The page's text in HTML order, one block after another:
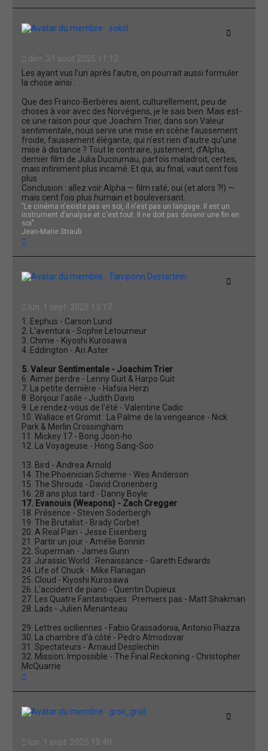
u
sokol
Citation
dim. 31 août 2025 11:12
Les ayant vus l’un après l’autre, on pourrait aussi formuler
la chose ainsi :
Que des Franco-Berbères aient, culturellement, peu de
choses à voir avec des Norvégiens, je le sais bien. Mais est-
ce une raison pour que Joachim Trier, dans son Valeur
sentimentale, nous serve une mise en scène faussement
froide, faussement élégante, qui n’est rien d’autre qu’une
mise à distance ? Tout le contraire, justement, d’Alpha,
dernier film de Julia Ducournau, parfois maladroit, certes,
mais infiniment plus incarné. Et qui, au final, vaut cent fois
plus.
Conclusion : allez voir Alpha — film raté, oui (et alors ?!) —
mais cent fois plus humain et bouleversant.
"Le cinéma n'existe pas en soi, il n'est pas un langage. Il est un
instrument d’analyse et c'est tout. Il ne doit pas devenir une fin en
soi".
Jean-Marie Straub
u
Tamponn Destartinn
Citation
lun. 1 sept. 2025 13:17
1. Eephus - Carson Lund
2. L'aventura - Sophie Letourneur
3. Chime - Kiyoshi Kurosawa
4. Eddington - Ari Aster
5. Valeur Sentimentale - Joachim Trier
6. Aimer perdre - Lenny Guit & Harpo Guit
7. La petite dernière - Hafsia Herzi
8. Bonjour l'asile - Judith Davis
9. Le rendez-vous de l'été - Valentine Cadic
10. Wallace et Gromit : La Palme de la vengeance - Nick
Park & Merlin Crossingham
11. Mickey 17 - Bong Joon-ho
12. La Voyageuse - Hong Sang-Soo
13. Bird - Andrea Arnold
14. The Phoenician Scheme - Wes Anderson
15. The Shrouds - David Cronenberg
16. 28 ans plus tard - Danny Boyle
17. Evanouis (Weapons) - Zach Cregger
18. Présence - Steven Soderbergh
19. The Brutalist - Brady Corbet
20. A Real Pain - Jesse Eisenberg
21. Partir un jour - Amélie Bonnin
22. Superman - James Gunn
23. Jurassic World : Renaissance - Gareth Edwards
24. Life of Chuck - Mike Flanagan
25. Cloud - Kiyoshi Kurosawa
26. L'accident de piano - Quentin Dupieux
27. Les Quatre Fantastiques : Premiers pas - Matt Shakman
28. Lads - Julien Menanteau
29. Lettres siciliennes - Fabio Grassadonia, Antonio Piazza
30. La chambre d’à côté - Pedro Almodovar
31. Spectateurs - Arnaud Desplechin
32. Mission: Impossible - The Final Reckoning - Christopher
McQuarrie
u
groil_groil
Citation
lun. 1 sept. 2025 15:40